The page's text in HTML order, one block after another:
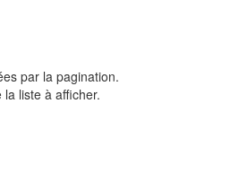
par la pagination.
liste à afficher.